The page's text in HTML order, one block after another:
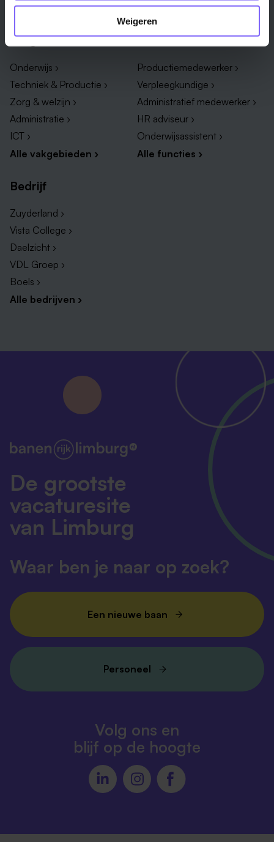
Weigeren
Alle steden ›
Vakgebied
Onderwijs ›
Techniek & Productie ›
Zorg & welzijn ›
Administratie ›
ICT ›
Alle vakgebieden ›
Functie
Productiemedewerker ›
Verpleegkundige ›
Administratief medewerker ›
HR adviseur ›
Onderwijsassistent ›
Alle functies ›
Bedrijf
Zuyderland ›
Vista College ›
Daelzicht ›
VDL Groep ›
Boels ›
Alle bedrijven ›
De grootste
vacaturesite
van Limburg
Waar ben je naar op zoek?
Een nieuwe baan
Personeel
Volg ons en
blijf op de hoogte